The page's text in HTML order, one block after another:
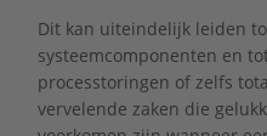
Dit kan uiteindelijk leiden
systeemcomponenten en
processtoringen of zelfs
vervelende zaken die